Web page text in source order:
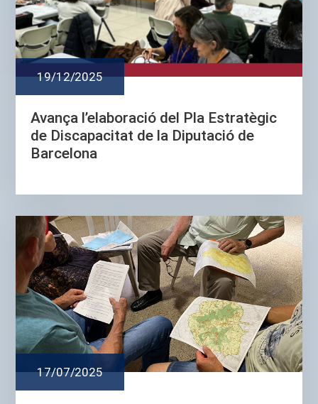
19/12/2025
Avança l’elaboració del Pla Estratègic
de Discapacitat de la Diputació de
Barcelona
17/07/2025